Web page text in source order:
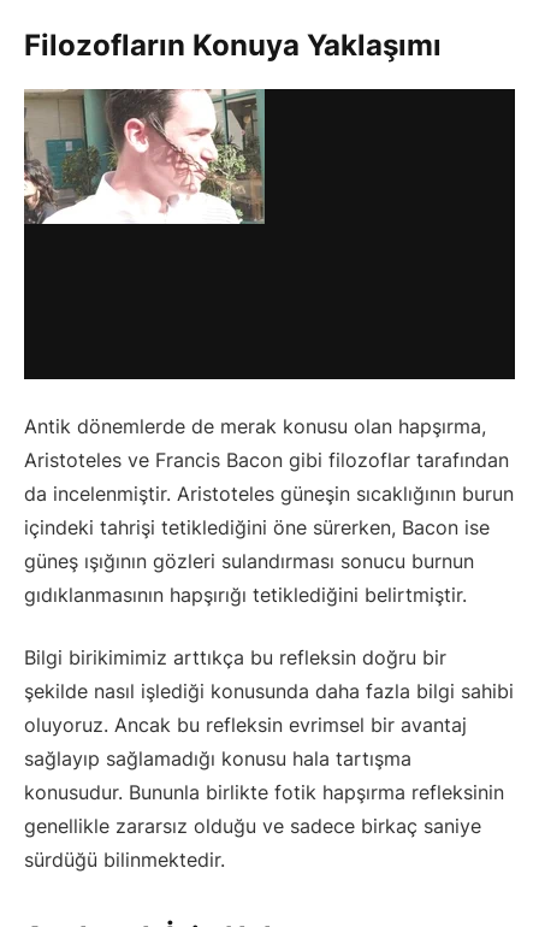
Filozofların Konuya Yaklaşımı
Antik dönemlerde de merak konusu olan hapşırma,
Aristoteles ve Francis Bacon gibi filozoflar tarafından
da incelenmiştir. Aristoteles güneşin sıcaklığının burun
içindeki tahrişi tetiklediğini öne sürerken, Bacon ise
güneş ışığının gözleri sulandırması sonucu burnun
gıdıklanmasının hapşırığı tetiklediğini belirtmiştir.
Bilgi birikimimiz arttıkça bu refleksin doğru bir
şekilde nasıl işlediği konusunda daha fazla bilgi sahibi
oluyoruz. Ancak bu refleksin evrimsel bir avantaj
sağlayıp sağlamadığı konusu hala tartışma
konusudur. Bununla birlikte fotik hapşırma refleksinin
genellikle zararsız olduğu ve sadece birkaç saniye
sürdüğü bilinmektedir.